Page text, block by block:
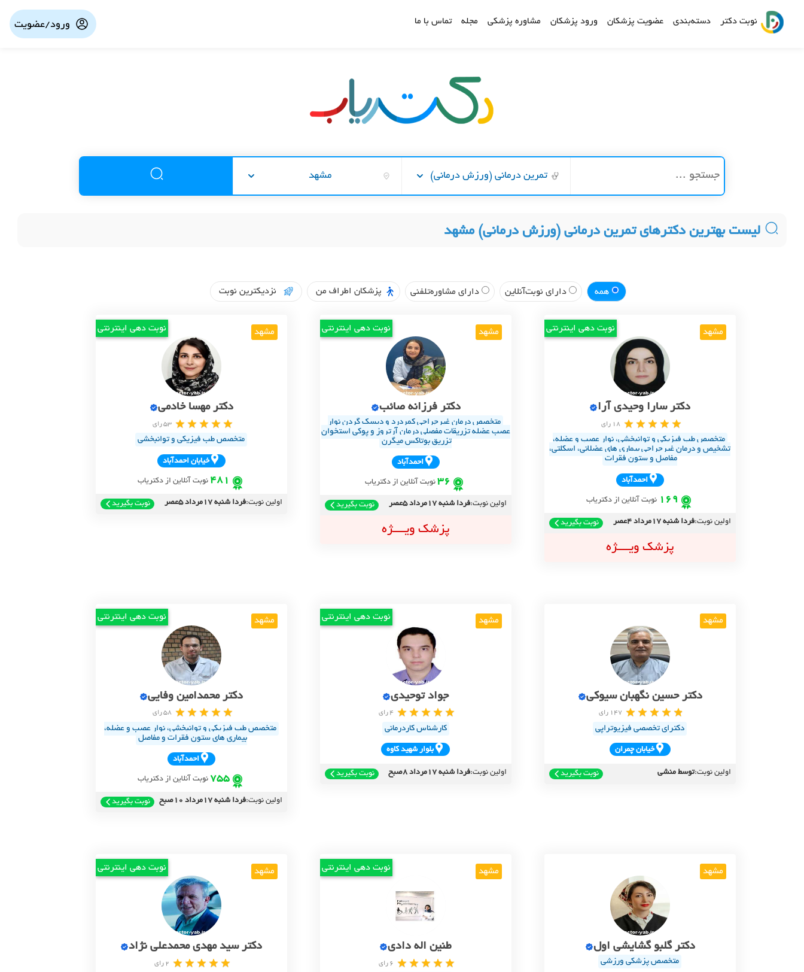
نوبت دکتر دسته‌بندی عضویت پزشکان ورود پزشکان مشاوره پزشکی مجله تماس با ما ورود/عضویت
تمرین درمانی (ورزش درمانی) مشهد
لیست بهترین دکترهای تمرین درمانی (ورزش درمانی) مشهد
همه دارای نوبت‌آنلاین دارای مشاوره‌تلفنی پزشکان اطراف من نزدیکترین نوبت
مشهد نوبت دهی اینترنتی
دکتر سارا وحیدی آرا
18 رای
متخصص طب فیزیکی و توانبخشی، نوار عصب و عضله،
تشخیص و درمان غیرجراحی بیماری های عضلانی، اسکلتی،
مفاصل و ستون فقرات
احمدآباد
169 نوبت آنلاین از دکتریاب
اولین نوبت:فردا شنبه 17مرداد 4عصر نوبت بگیرید
پزشک ویــــژه
مشهد نوبت دهی اینترنتی
دکتر فرزانه صائب
متخصص درمان غیرجراحی کمردرد و دیسک گردن نوار
عصب عضله تزریقات مفصلی درمان آرتروز و پوکی استخوان
تزریق بوتاکس میگرن
احمدآباد
36 نوبت آنلاین از دکتریاب
اولین نوبت:فردا شنبه 17مرداد 5عصر نوبت بگیرید
پزشک ویــــژه
مشهد نوبت دهی اینترنتی
دکتر مهسا خادمی
53 رای
متخصص طب فیزیکی و توانبخشی
خيابان احمدآباد
481 نوبت آنلاین از دکتریاب
اولین نوبت:فردا شنبه 17مرداد 5عصر نوبت بگیرید
مشهد
دکتر حسین نگهبان سیوکی
147 رای
دکترای تخصصی فیزیوتراپی
خيابان چمران
اولین نوبت:توسط منشی نوبت بگیرید
مشهد نوبت دهی اینترنتی
جواد توحیدی
4 رای
کارشناس کاردرمانی
بلوار شهيد کاوه
اولین نوبت:فردا شنبه 17مرداد 8صبح نوبت بگیرید
مشهد نوبت دهی اینترنتی
دکتر محمدامین وفایی
58 رای
متخصص طب فیزیکی و توانبخشی، نوار عصب و عضله،
بیماری های ستون فقرات و مفاصل
احمدآباد
755 نوبت آنلاین از دکتریاب
اولین نوبت:فردا شنبه 17مرداد 10صبح نوبت بگیرید
مشهد
دکتر گلبو گشایشی اول
متخصص پزشکی ورزشی
مشهد نوبت دهی اینترنتی
طنین اله دادی
6 رای
مشهد نوبت دهی اینترنتی
دکتر سید مهدی محمدعلی نژاد
2 رای